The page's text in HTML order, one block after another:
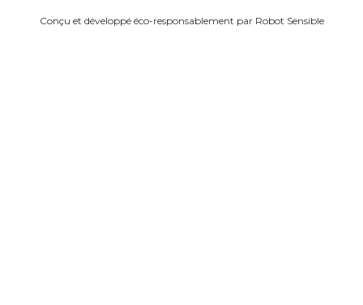
Conçu et développé éco-responsablement par Robot Sensible